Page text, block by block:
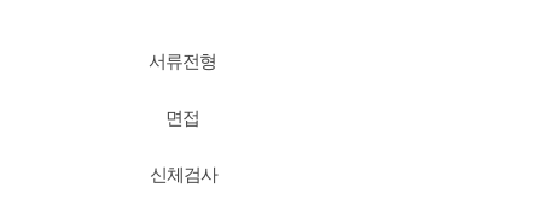
서류전형
면접
신체검사